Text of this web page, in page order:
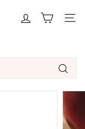
サイ
検
索